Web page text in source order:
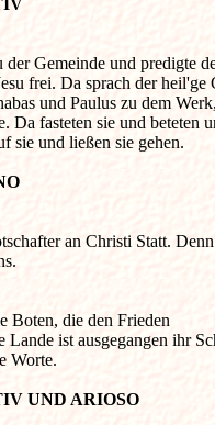
der Gemeinde und predigte
frei. Da sprach der heil'ge
und Paulus zu dem
Da fasteten sie und beteten
sie und ließen sie gehen.
an Christi Statt.
Boten, die den Frieden
Lande ist ausgegangen ihr
Worte.
UND ARIOSO